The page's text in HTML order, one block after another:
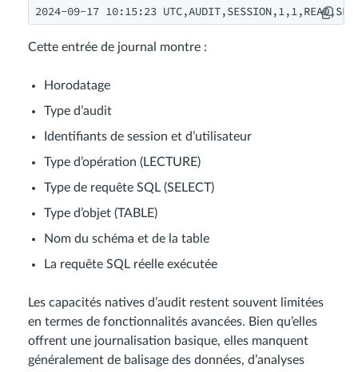
2024-09-17 10:15:23
Cette entrée de journal montre :
Horodatage
Type d’audit
Identifiants de session et d’utilisateur
Type d’opération (LECTURE)
Type de requête SQL (SELECT)
Type d’objet (TABLE)
Nom du schéma et de la table
La requête SQL réelle exécutée
Les capacités natives d’audit restent souvent limitées
en termes de fonctionnalités avancées. Bien qu’elles
offrent une journalisation basique, elles manquent
généralement de balisage des données, d’analyses